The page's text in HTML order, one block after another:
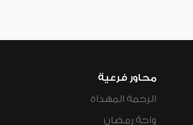
محاور فرعية
الرحمة المهداة
واحة رمضان